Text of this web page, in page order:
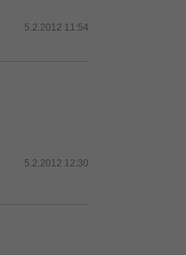
5.2.2012 11:54
5.2.2012 12:30